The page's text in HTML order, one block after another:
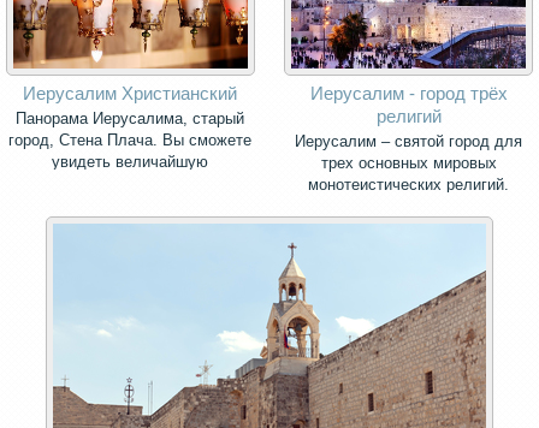
Иерусалим Христианский
Панорама Иерусалима, старый
город, Стена Плача. Вы сможете
увидеть величайшую
погребена Богоматерь
Иерусалим - город трёх
религий
Иерусалим – святой город для
трех основных мировых
монотеистических религий.